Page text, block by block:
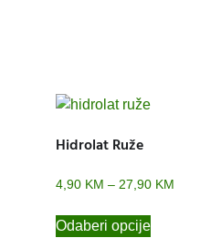
Hidrolat Ruže
4,90 KM – 27,90 KM
Odaberi opcije